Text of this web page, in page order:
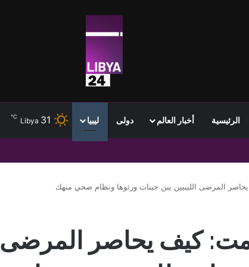
الرئيسية أخبار العالم دولى ليبيا Libya 31
℃
المرضى الليبيين بين جينات ورثوها ونظام صحي منهك
كيف يحاصر المرضى